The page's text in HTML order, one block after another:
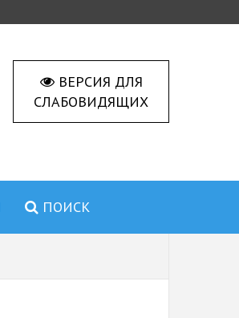
ВЕРСИЯ ДЛЯ
СЛАБОВИДЯЩИХ
ПОИСК